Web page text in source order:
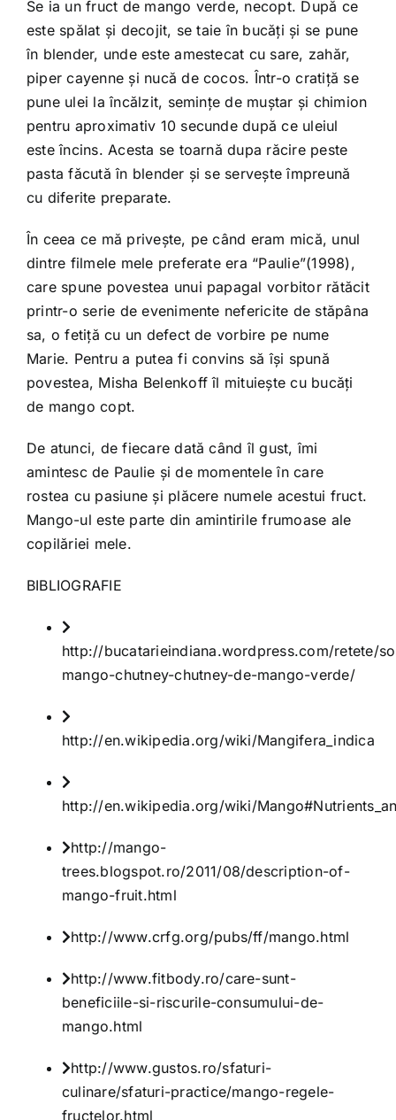
Se ia un fruct de mango verde, necopt. După ce
este spălat și decojit, se taie în bucăți și se pune
în blender, unde este amestecat cu sare, zahăr,
piper cayenne și nucă de cocos. Într-o cratiță se
pune ulei la încălzit, semințe de muștar și chimion
pentru aproximativ 10 secunde după ce uleiul
este încins. Acesta se toarnă dupa răcire peste
pasta făcută în blender și se servește împreună
cu diferite preparate.
În ceea ce mă privește, pe când eram mică, unul
dintre filmele mele preferate era “Paulie”(1998),
care spune povestea unui papagal vorbitor rătăcit
printr-o serie de evenimente nefericite de stăpâna
sa, o fetiță cu un defect de vorbire pe nume
Marie. Pentru a putea fi convins să își spună
povestea, Misha Belenkoff îl mituiește cu bucăți
de mango copt.
De atunci, de fiecare dată când îl gust, îmi
amintesc de Paulie și de momentele în care
rostea cu pasiune și plăcere numele acestui fruct.
Mango-ul este parte din amintirile frumoase ale
copilăriei mele.
BIBLIOGRAFIE
http://bucatarieindiana.wordpress.com/retete/
mango-chutney-chutney-de-mango-verde/
http://en.wikipedia.org/wiki/Mangifera_indica
http://en.wikipedia.org/wiki/
http://mango-
trees.blogspot.ro/2011/08/description-of-
mango-fruit.html
http://www.crfg.org/pubs/ff/mango.html
http://www.fitbody.ro/care-sunt-
beneficiile-si-riscurile-consumului-de-
mango.html
http://www.gustos.ro/sfaturi-
culinare/sfaturi-practice/mango-regele-
fructelor.html